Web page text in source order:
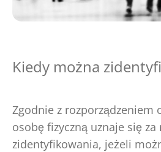
Kiedy można
Zgodnie z rozporządzeniem
osobę fizyczną uznaje się
zidentyfikowania, jeżeli